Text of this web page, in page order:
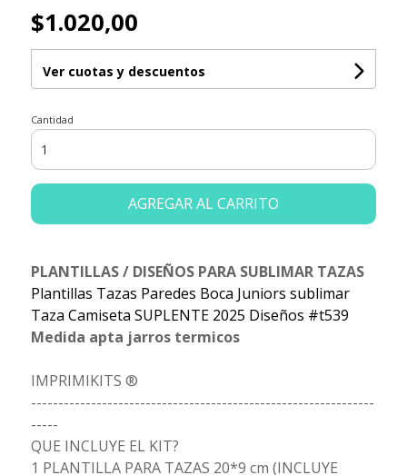
$1.020,00
Ver cuotas y descuentos
Cantidad
AGREGAR AL CARRITO
PLANTILLAS / DISEÑOS PARA SUBLIMAR TAZAS
Plantillas Tazas Paredes Boca Juniors sublimar
Taza Camiseta SUPLENTE 2025 Diseños #t539
Medida apta jarros termicos
IMPRIMIKITS ®
---------------------------------------------------------------
-----
QUE INCLUYE EL KIT?
1 PLANTILLA PARA TAZAS 20*9 cm (INCLUYE